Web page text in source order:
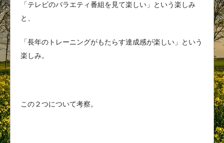
「テレビのバラエティ番組を見て楽しい」という楽しみ
と、
「長年のトレーニングがもたらす達成感が楽しい」という
楽しみ。
この２つについて考察。